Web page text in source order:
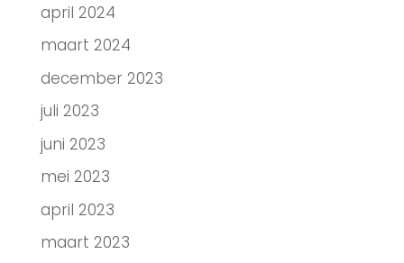
april 2024
maart 2024
december 2023
juli 2023
juni 2023
mei 2023
april 2023
maart 2023